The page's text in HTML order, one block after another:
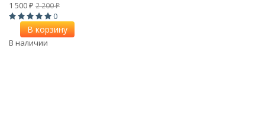
1 500 ₽ 2 200₽
0
В корзину
В наличии